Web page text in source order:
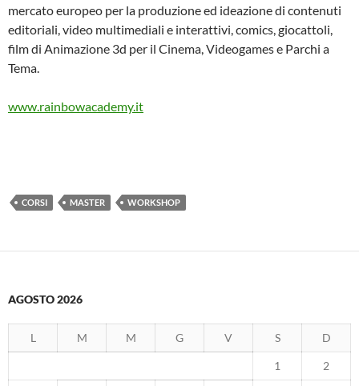
mercato europeo per la produzione ed ideazione di contenuti
editoriali, video multimediali e interattivi, comics, giocattoli,
film di Animazione 3d per il Cinema, Videogames e Parchi a
Tema.
www.rainbowacademy.it
CORSI MASTER WORKSHOP
AGOSTO 2026
L M M G V S D
1 2